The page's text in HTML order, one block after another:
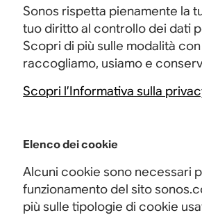
Sonos rispetta pienamente la
tuo diritto al controllo dei dati
Scopri di più sulle modalità
raccogliamo, usiamo e
Scopri l’Informativa sulla
Elenco dei cookie
Alcuni cookie sono necessari
funzionamento del sito
più sulle tipologie di cookie